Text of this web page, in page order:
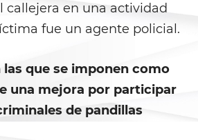
Fraud
Practice Of
callejera en una actividad
fue un agente policial.
las que se imponen como
una mejora por participar
de pandillas